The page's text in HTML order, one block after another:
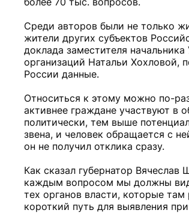
Среди авторов были не только
жители других субъектов
доклада заместителя
организаций Натальи Хохловой,
России данные.
Относиться к этому можно по-
активнее граждане участвуют в
политически, тем выше
звена, и человек обращается с
он не получил отклика сразу.
Как сказал губернатор
каждым вопросом мы должны
тех органов власти, которые
короткий путь для выявления